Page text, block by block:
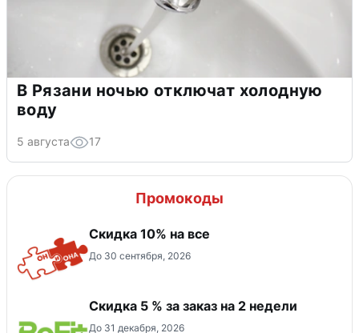
В Рязани ночью отключат холодную
воду
5 августа 17
Промокоды
Скидка 10% на все
До 30 сентября, 2026
Скидка 5 % за заказ на 2 недели
До 31 декабря, 2026